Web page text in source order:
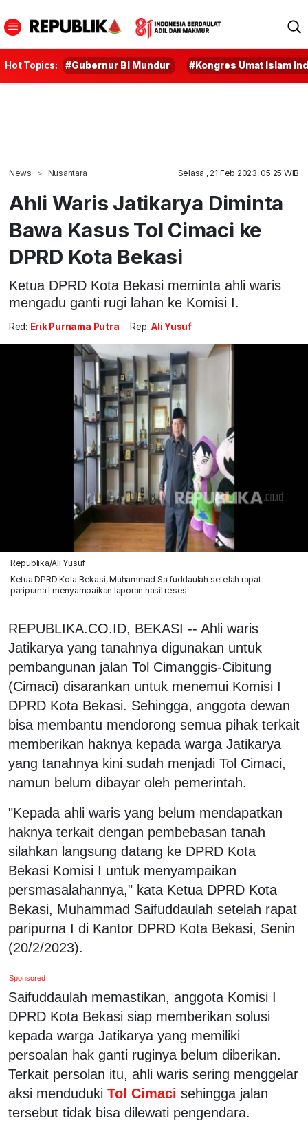
Hot Topics: #Gubernur BI Mundur #Kongres Umat Islam
News Nusantara Selasa , 21 Feb 2023, 05:25 WIB
Ahli Waris Jatikarya Diminta
Bawa Kasus Tol Cimaci ke
DPRD Kota Bekasi
Ketua DPRD Kota Bekasi meminta ahli waris
mengadu ganti rugi lahan ke Komisi I.
Red: Erik Purnama Putra Rep: Ali Yusuf
Republika/Ali Yusuf
Ketua DPRD Kota Bekasi, Muhammad Saifuddaulah setelah rapat
paripurna I menyampaikan laporan hasil reses.
REPUBLIKA.CO.ID, BEKASI -- Ahli waris
Jatikarya yang tanahnya digunakan untuk
pembangunan jalan Tol Cimanggis-Cibitung
(Cimaci) disarankan untuk menemui Komisi I
DPRD Kota Bekasi. Sehingga, anggota dewan
bisa membantu mendorong semua pihak terkait
memberikan haknya kepada warga Jatikarya
yang tanahnya kini sudah menjadi Tol Cimaci,
namun belum dibayar oleh pemerintah.
"Kepada ahli waris yang belum mendapatkan
haknya terkait dengan pembebasan tanah
silahkan langsung datang ke DPRD Kota
Bekasi Komisi I untuk menyampaikan
persmasalahannya," kata Ketua DPRD Kota
Bekasi, Muhammad Saifuddaulah setelah rapat
paripurna I di Kantor DPRD Kota Bekasi, Senin
(20/2/2023).
Sponsored
Saifuddaulah memastikan, anggota Komisi I
DPRD Kota Bekasi siap memberikan solusi
kepada warga Jatikarya yang memiliki
persoalan hak ganti ruginya belum diberikan.
Terkait persolan itu, ahli waris sering menggelar
aksi menduduki Tol Cimaci sehingga jalan
tersebut tidak bisa dilewati pengendara.